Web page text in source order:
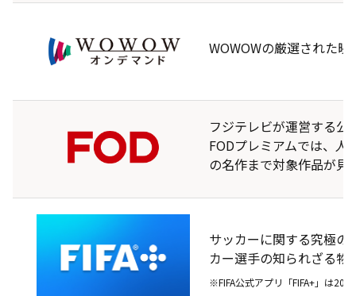
WOWOWの厳選された
フジテレビが運営する公
FODプレミアムでは、
の名作まで対象作品が見
サッカーに関する究極の
カー選手の知られざる物
※FIFA公式アプリ「FIFA+」は